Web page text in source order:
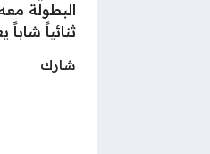
البطولة
ثنائياً
شارك